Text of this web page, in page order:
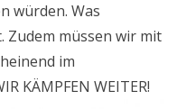
würden. Was
Zudem müssen wir mit
im
KÄMPFEN WEITER!